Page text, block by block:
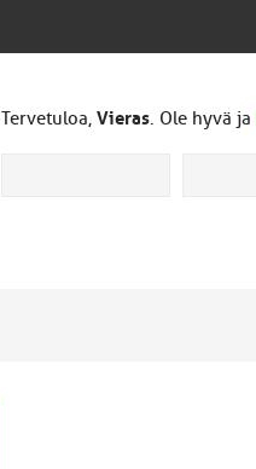
Tervetuloa,Vieras. Ole hyvä ja